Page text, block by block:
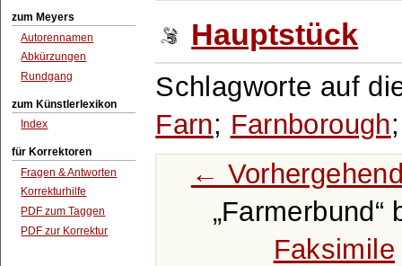
zum Meyers
Autorennamen
Abkürzungen
Rundgang
zum Künstlerlexikon
Index
für Korrektoren
Fragen & Antworten
Korrekturhilfe
PDF zum Taggen
PDF zur Korrektur
Hauptstück
Schlagworte auf
Farn; Farnborough
←
Farmerbund
Faksimile